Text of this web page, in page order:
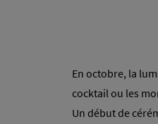
En octobre, la
cocktail ou les
Un début de